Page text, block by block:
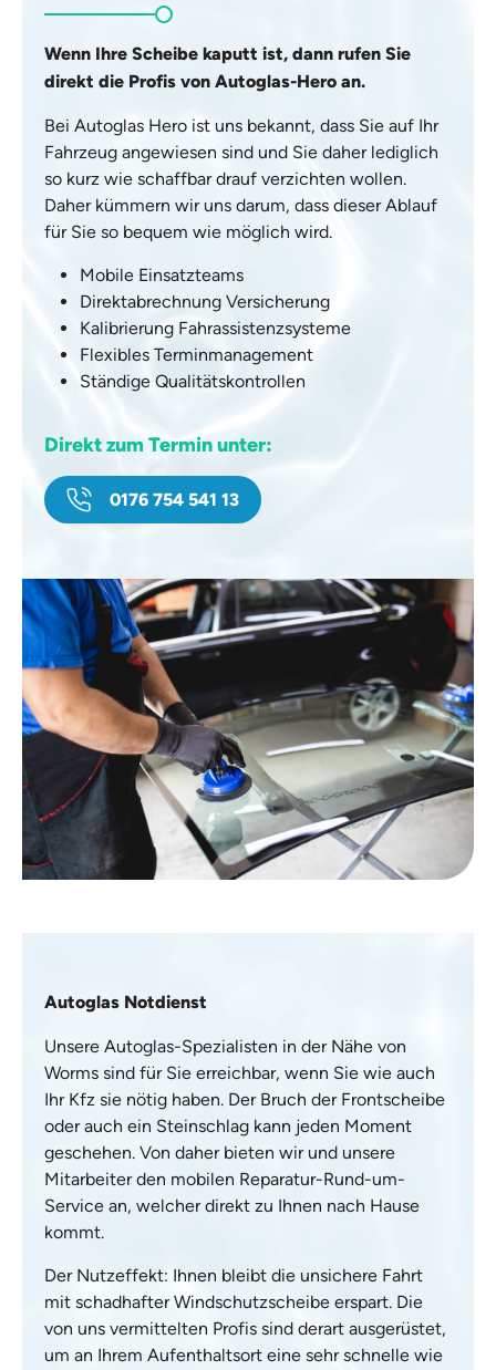
Wenn Ihre Scheibe kaputt ist, dann rufen Sie
direkt die Profis von Autoglas-Hero an.
Bei Autoglas Hero ist uns bekannt, dass Sie auf Ihr
Fahrzeug angewiesen sind und Sie daher lediglich
so kurz wie schaffbar drauf verzichten wollen.
Daher kümmern wir uns darum, dass dieser Ablauf
für Sie so bequem wie möglich wird.
Mobile Einsatzteams
Direktabrechnung Versicherung
Kalibrierung Fahrassistenzsysteme
Flexibles Terminmanagement
Ständige Qualitätskontrollen
Direkt zum Termin unter:
0176 754 541 13
Autoglas Notdienst
Unsere Autoglas-Spezialisten in der Nähe von
Worms sind für Sie erreichbar, wenn Sie wie auch
Ihr Kfz sie nötig haben. Der Bruch der Frontscheibe
oder auch ein Steinschlag kann jeden Moment
geschehen. Von daher bieten wir und unsere
Mitarbeiter den mobilen Reparatur-Rund-um-
Service an, welcher direkt zu Ihnen nach Hause
kommt.
Der Nutzeffekt: Ihnen bleibt die unsichere Fahrt
mit schadhafter Windschutzscheibe erspart. Die
von uns vermittelten Profis sind derart ausgerüstet,
um an Ihrem Aufenthaltsort eine sehr schnelle wie